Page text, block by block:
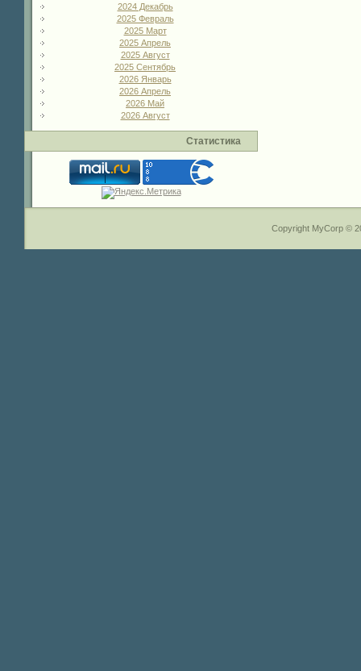
2024 Декабрь
2025 Февраль
2025 Март
2025 Апрель
2025 Август
2025 Сентябрь
2026 Январь
2026 Апрель
2026 Май
2026 Август
Статистика
Copyright MyCorp ©